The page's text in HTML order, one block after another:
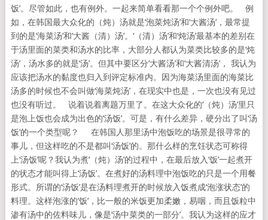
饭’。尽管如此，也有例外。一起来简单看看那一个个例外吧。 例
如，在韩国最大众化的（炖）汤就是‘泡菜炖汤’和‘大酱汤’，最常提
到的是‘海菜汤’和‘大酱（清）汤’。‘（清）汤’和‘炖汤’最基本的差别在
于汤里面的菜类和汤水的比率，大部分人都认为菜类比较多的是‘炖
汤’，汤水多的就是‘汤’。但其中要区分‘大酱汤’和‘大酱清汤’， 我认为
应该把汤水的黏度也归入到评定标准内。因为海菜汤里面的海菜比
汤多的时候也不会叫做‘海菜炖汤’，在现实中也是，一次也没有见过
也没有听过。 说着说着离题万里了。在这大众化的‘（炖）汤’里只
是泡上饭也会成为出色的‘汤饭’。可是，有什么差异，硬分出了叫‘汤
饭’的一个类型呢？ 在韩国人那里汤中泡饭吃的场景是很寻常的
事儿，但这样吃的不是都叫‘汤饭’的。那什么样的烹饪状态可称得
上‘汤饭’呢？我认为煮‘（炖）汤’的过程中，在最后放入‘饭’一起煮开
的状态才能叫得上‘汤饭’。在煮好的汤料理中泡饭吃的只是一个用餐
形式。所谓的‘汤饭’是在汤料理煮开的时候放入饭煮成‘泡涨状态’的
料理。这样泡涨的‘饭’，比一般的米饭更加柔嫩，易咽，而且饭粒中
渗有汤中的佐料味儿，像是‘汤中菜类的一部分’。我认为这样的应才